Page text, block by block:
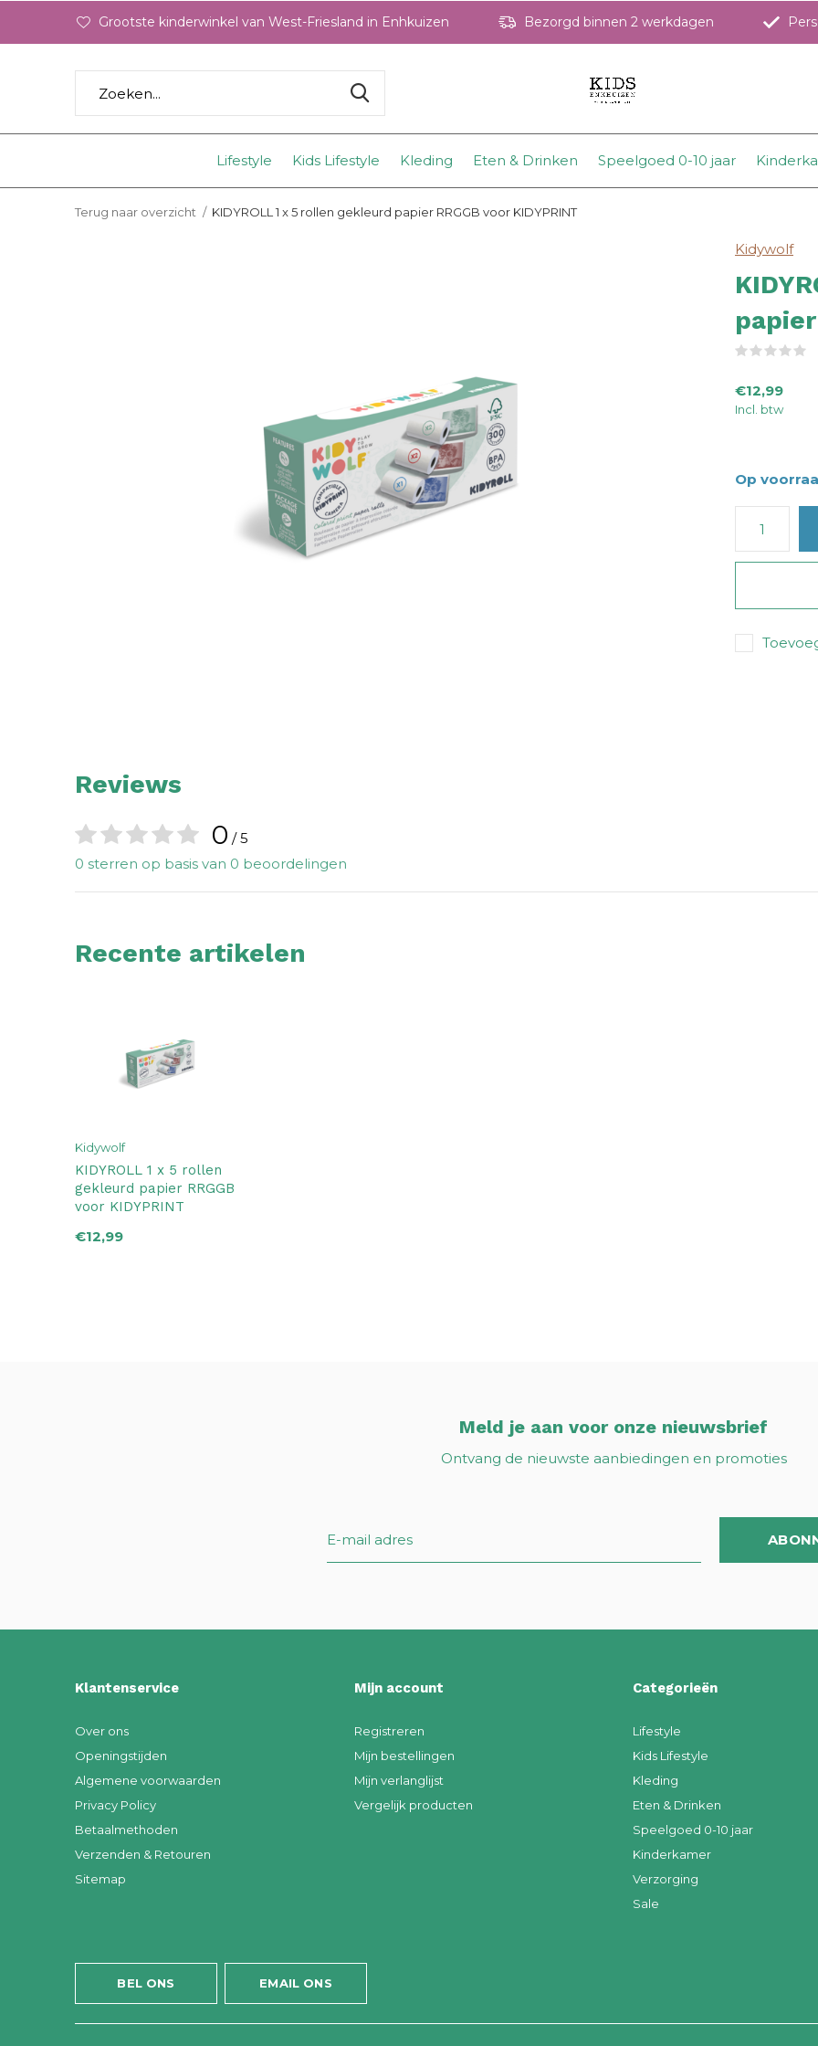
Lifestyle Kids Lifestyle Kleding Eten & Drinken Speelgoed 0-10 jaar
Grootste kinderwinkel van West-Friesland in Enhkuizen Bezorgd binnen 2 werkdagen
Terug naar overzicht KIDYROLL 1 x 5 rollen gekleurd papier RRGGB voor KIDYPRINT
Kidywolf
papier
€12,99
Incl. btw
Op
Reviews
0 / 5
0 sterren op basis van 0 beoordelingen
Recente artikelen
Kidywolf
KIDYROLL 1 x 5 rollen
gekleurd papier RRGGB
voor KIDYPRINT
€12,99
Meld je aan voor onze nieuwsbrief
Ontvang de nieuwste aanbiedingen en promoties
Klantenservice
Over ons
Openingstijden
Algemene voorwaarden
Privacy Policy
Betaalmethoden
Verzenden & Retouren
Sitemap
Mijn account
Registreren
Mijn bestellingen
Mijn verlanglijst
Vergelijk producten
Categorieën
Lifestyle
Kids Lifestyle
Kleding
Eten & Drinken
Speelgoed 0-10 jaar
Kinderkamer
Verzorging
Sale
BEL ONS EMAIL ONS